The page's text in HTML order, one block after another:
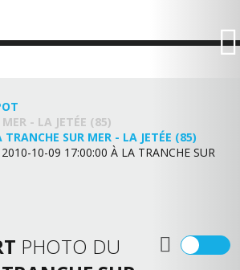
MER - LA JETÉE (85)
TRANCHE SUR MER - LA JETÉE (85)
10-09 17:00:00 À LA TRANCHE SUR
PHOTO DU